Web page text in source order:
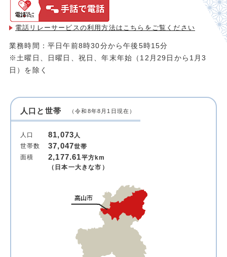
電話リレーサービスの利用方法は こちらをご覧ください
業務時間：平日午前8時30分から午後5時15分
※土曜日、日曜日、祝日、年末年始（12月29日から1月3
日）を除く
人口と世帯 （令和8年8月1日現在）
人口 81,073人
世帯数
37,047世帯
面積
2,177.61平方km
（日本一大きな市）